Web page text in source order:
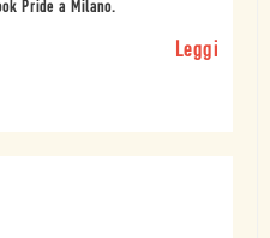
Pride a Milano.
Leggi